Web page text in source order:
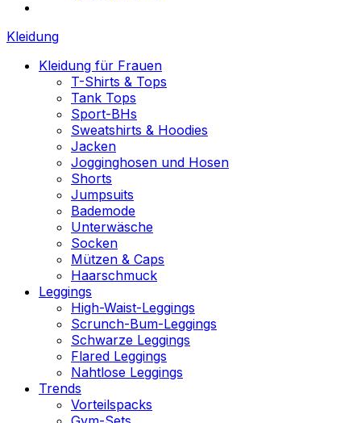
Kleidung
Kleidung für Frauen
T-Shirts & Tops
Tank Tops
Sport-BHs
Sweatshirts & Hoodies
Jacken
Jogginghosen und Hosen
Shorts
Jumpsuits
Bademode
Unterwäsche
Socken
Mützen & Caps
Haarschmuck
Leggings
High-Waist-Leggings
Scrunch-Bum-Leggings
Schwarze Leggings
Flared Leggings
Nahtlose Leggings
Trends
Vorteilspacks